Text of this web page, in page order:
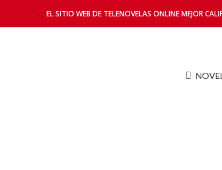
EL SITIO WEB DE TELENOVELAS ONLINE MEJOR